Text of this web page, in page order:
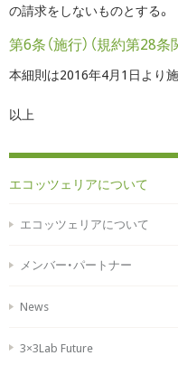
の請求をしないものとする。
第6条（施行）（規約第28条
本細則は2016年4月1日より
以上
エコッツェリアについて
エコッツェリアについて
メンバー・パートナー
News
3×3Lab Future